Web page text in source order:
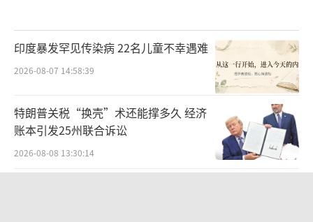
印度暴发罕见传染病 22名儿童不幸遇难
2026-08-07 14:58:39
特朗普关税“换壳”术还能撑多久 经济
账本引发25州联合诉讼
2026-08-08 13:30:14